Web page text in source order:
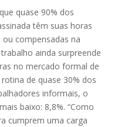
quase 90% dos
têm suas horas
compensadas na
ainda surpreende
no mercado formal de
de quase 30% dos
informais, o
baixo: 8,8%. “Como
cumprem uma carga